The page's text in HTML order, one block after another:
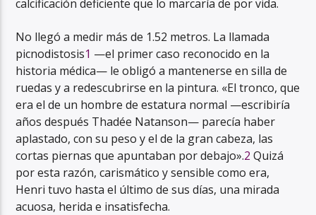
calcificación deficiente que lo marcaría de por vida.
No llegó a medir más de 1.52 metros. La llamada
picnodistosis1 —el primer caso reconocido en la
historia médica— le obligó a mantenerse en silla de
ruedas y a redescubrirse en la pintura. «El tronco, que
era el de un hombre de estatura normal —escribiría
años después Thadée Natanson— parecía haber
aplastado, con su peso y el de la gran cabeza, las
cortas piernas que apuntaban por debajo».2 Quizá
por esta razón, carismático y sensible como era,
Henri tuvo hasta el último de sus días, una mirada
acuosa, herida e insatisfecha.